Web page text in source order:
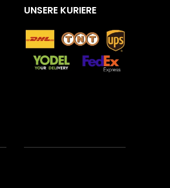
UNSERE KURIERE